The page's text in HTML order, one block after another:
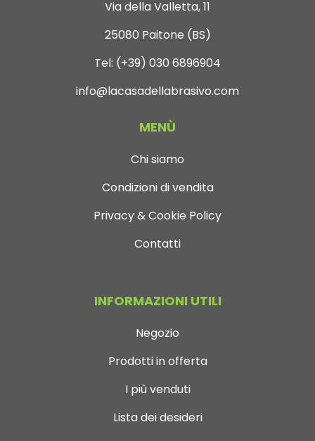
Via della Valletta, 11
25080 Paitone (BS)
Tel: (+39) 030 6896904
info@lacasadellabrasivo.com
MENÙ
Chi siamo
Condizioni di vendita
Privacy & Cookie Policy
Contatti
INFORMAZIONI UTILI
Negozio
Prodotti in offerta
I più venduti
Lista dei desideri